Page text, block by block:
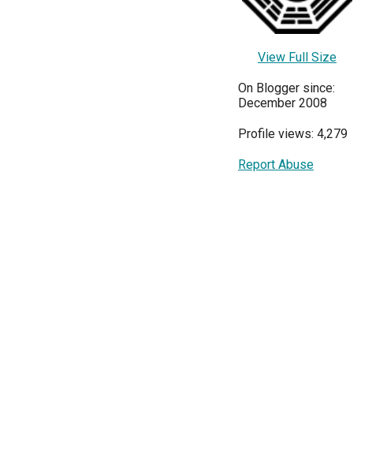
View Full Size
On Blogger since:
December 2008
Profile views: 4,279
Report Abuse